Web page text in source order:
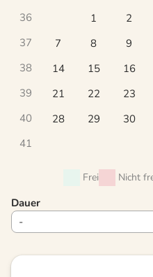
36
1 2
37
7 8 9
38
14 15 16
39
21 22 23
40
28 29
30
41
Frei Nicht
Dauer